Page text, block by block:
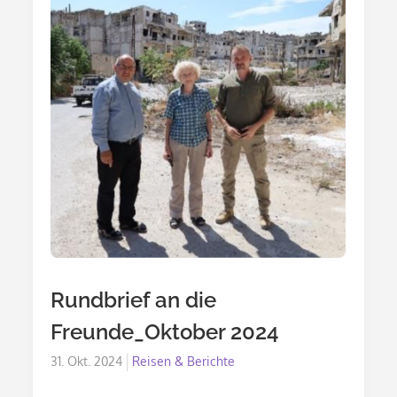
Rundbrief an die
Freunde_Oktober 2024
Posted
31. Okt. 2024 Reisen & Berichte